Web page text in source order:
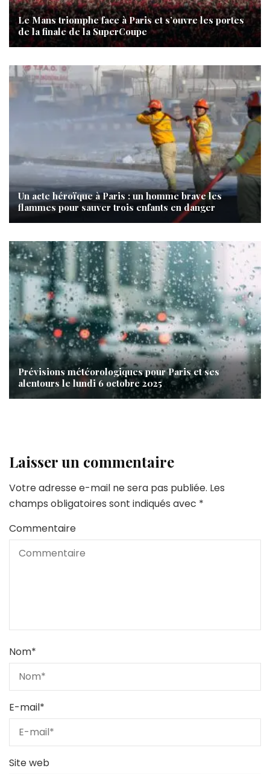
Le Mans triomphe face à Paris et s’ouvre les portes
de la finale de la SuperCoupe
Un acte héroïque à Paris : un homme brave les
flammes pour sauver trois enfants en danger
Prévisions météorologiques pour Paris et ses
alentours le lundi 6 octobre 2025
Laisser un commentaire
Votre adresse e-mail ne sera pas publiée. Les
champs obligatoires sont indiqués avec *
Commentaire
Nom*
E-mail*
Site web